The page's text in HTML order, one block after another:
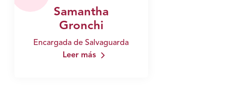
Samantha
Gronchi
Encargada de Salvaguarda
Leer más